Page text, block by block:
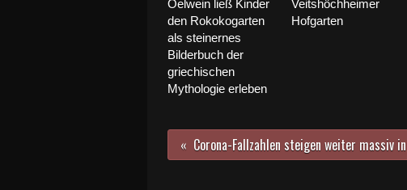
Oelwein ließ Kinder
den Rokokogarten
als steinernes
Bilderbuch der
griechischen
Mythologie erleben
Veitshöchheimer
Hofgarten